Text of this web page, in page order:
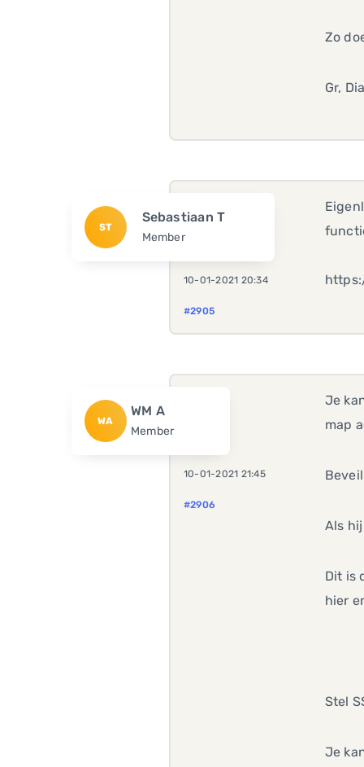
Zo
Gr,
ST
Sebastiaan T
Member
10-01-2021 20:34
#2905
WA
WM A
Member
10-01-2021 21:45
#2906
Je
map
Als
Dit is
hier
Stel
Je